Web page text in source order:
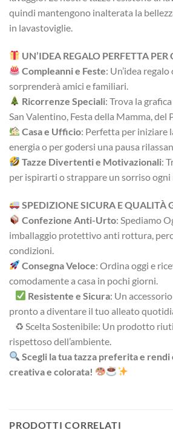
quindi mantengono inalterata la
in lavastoviglie.
UN’IDEA REGALO PERFETTA
Compleanni e Feste: Un’idea
sorprenderà amici e familiari.
Ricorrenze Speciali: Trova la
San Valentino, Festa della Mamma, del
Casa e Ufficio: Perfetta per iniziare
energia o per godersi una pausa
Tazze Divertenti e Motivazionali:
per ispirarti o strappare un sorriso
SPEDIZIONE SICURA E QUALITÀ
Confezione Anti-Urto: Spediamo
imballaggio protettivo anti rottura,
condizioni.
Consegna Veloce: Ordina oggi e
comodamente a casa in pochi giorni.
Resistente e Sicura: Un
pronto a diventare il tuo alleato
♻ Scelta Sostenibile: Un prodotto
rispettoso dell’ambiente.
Scegli la tua tazza preferita e rendi
creativa e colorata!
PRODOTTI CORRELATI